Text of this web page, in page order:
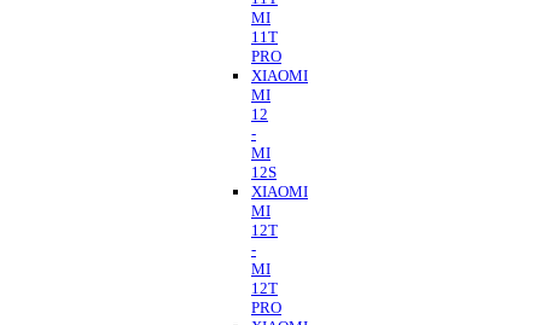
MI
11T
PRO
XIAOMI
MI
12
-
MI
12S
XIAOMI
MI
12T
-
MI
12T
PRO